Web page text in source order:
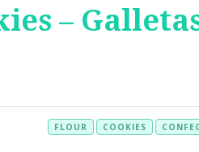
–
COOKIES
FLOUR